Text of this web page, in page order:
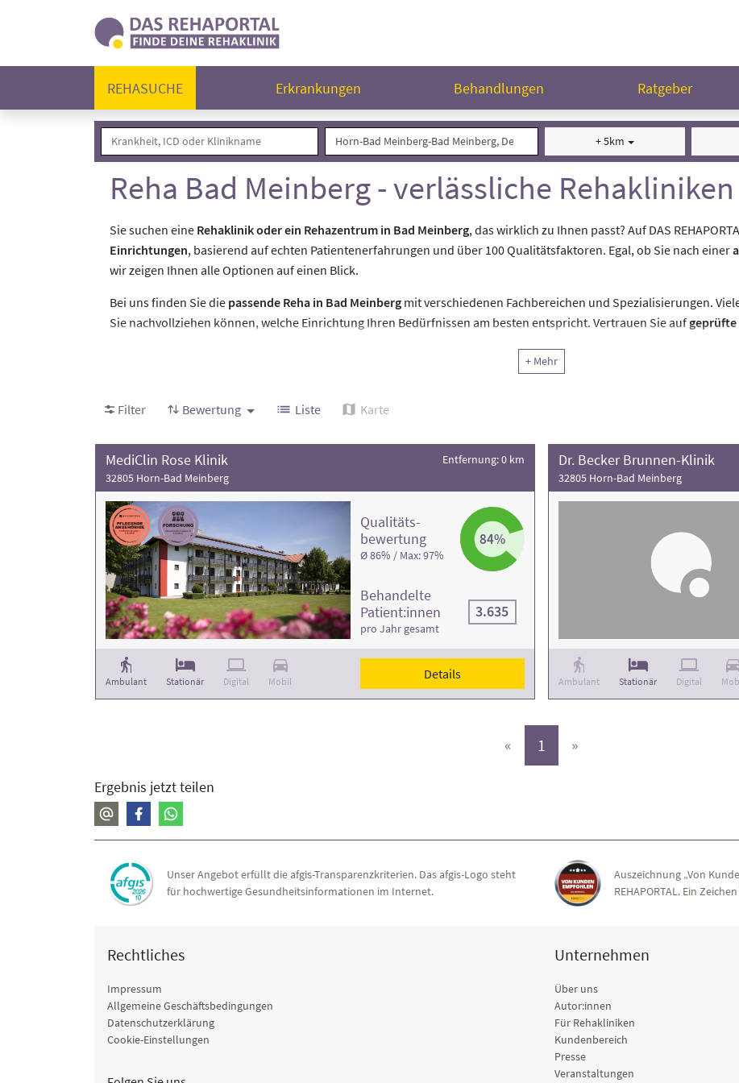
REHASUCHE Erkrankungen Behandlungen Ratgeber
+ 5km
Reha Bad Meinberg - verlässliche
Sie suchen eine Rehaklinik oder ein Rehazentrum in Bad Meinberg, das wirklich zu Ihnen passt? Auf DAS
Einrichtungen, basierend auf echten Patientenerfahrungen und über 100 Qualitätsfaktoren. Egal, ob Sie nach einer
wir zeigen Ihnen alle Optionen auf einen Blick.
Bei uns finden Sie die passende Reha in Bad Meinberg mit verschiedenen Fachbereichen und Spezialisierungen.
Sie nachvollziehen können, welche Einrichtung Ihren Bedürfnissen am besten entspricht. Vertrauen Sie auf geprüfte
Achten Sie bei Ihrer Auswahl auf die Bewertung der Rehaklinik und die Anzahl der Behandlungsfälle
+ Mehr
Filter Bewertung Liste Karte
MediClin Rose Klinik
32805 Horn-Bad Meinberg
Entfernung: 0 km
Ambulant Stationär Digital Mobil
Qualitäts­
bewertung
Ø 86% / Max: 97%
84%
Behandelte
Patient:innen
pro Jahr gesamt
3.635
Details
Dr. Becker Brunnen-Klinik
32805 Horn-Bad Meinberg
Ambulant Stationär Digital
« 1 (aktiv)
»
Ergebnis jetzt teilen
Unser Angebot erfüllt die afgis-Transparenzkriterien. Das afgis-Logo steht
für hochwertige Gesundheitsinformationen im Internet.
Auszeichnung „Von
REHAPORTAL. Ein
Rechtliches
Impressum
Allgemeine Geschäftsbedingungen
Datenschutzerklärung
Cookie-Einstellungen
Unternehmen
Über uns
Autor:innen
Für Rehakliniken
Kundenbereich
Presse
Veranstaltungen